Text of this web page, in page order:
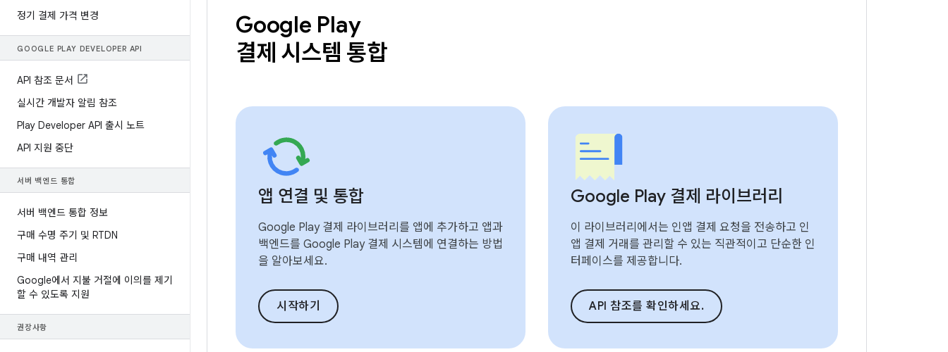
정기 결제 가격 변경
GOOGLE PLAY DEVELOPER API
API 참조 문서
실시간 개발자 알림 참조
Play Developer API 출시 노트
API 지원 중단
서버 백엔드 통합
서버 백엔드 통합 정보
구매 수명 주기 및 RTDN
구매 내역 관리
Google에서 지불 거절에 이의를 제기
할 수 있도록 지원
권장사항
Google Play
결제 시스템 통합
앱 연결 및 통합
Google Play 결제 라이브러리를 앱에 추가하고 앱과
백엔드를 Google Play 결제 시스템에 연결하는 방법
을 알아보세요.
시작하기
Google Play 결제 라이브러리
이 라이브러리에서는 인앱 결제 요청을 전송하고 인
앱 결제 거래를 관리할 수 있는 직관적이고 단순한 인
터페이스를 제공합니다.
API 참조를 확인하세요.